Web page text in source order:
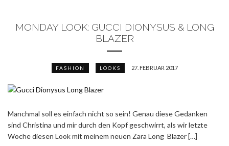
MONDAY LOOK: GUCCI DIONYSUS & LONG
BLAZER
FASHION LOOKS 27. FEBRUAR 2017
Manchmal soll es einfach nicht so sein! Genau diese Gedanken
sind Christina und mir durch den Kopf geschwirrt, als wir letzte
Woche diesen Look mit meinem neuen Zara Long Blazer […]